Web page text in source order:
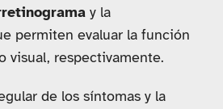
y la
permiten evaluar la función
visual, respectivamente.
de los síntomas y la